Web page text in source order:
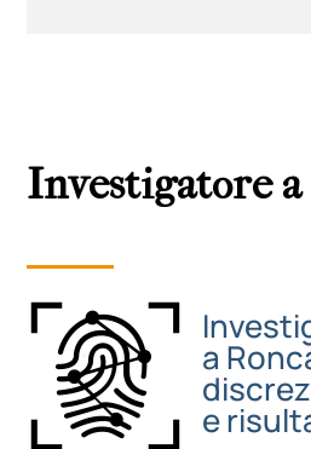
Investigatore a
a
e